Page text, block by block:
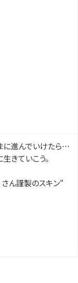
に進んでいけたら…
きていこう。
ん謹製のスキン“